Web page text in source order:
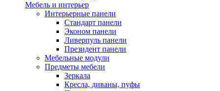
Мебель и интерьер
Интерьерные панели
Стандарт панели
Эконом панели
Ливерпуль панели
Президент панели
Мебельные модули
Предметы мебели
Зеркала
Кресла, диваны, пуфы